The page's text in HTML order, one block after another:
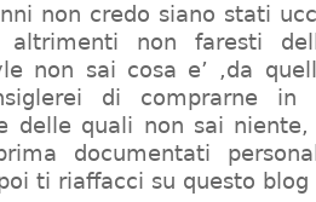
non credo siano stati
non faresti
non sai cosa e’ ,da
di comprarne in
delle quali non sai
documentati
ti riaffacci su questo blog